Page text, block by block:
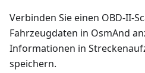
Verbinden Sie einen OBD-II-
Fahrzeugdaten in OsmAnd
Informationen in
speichern.